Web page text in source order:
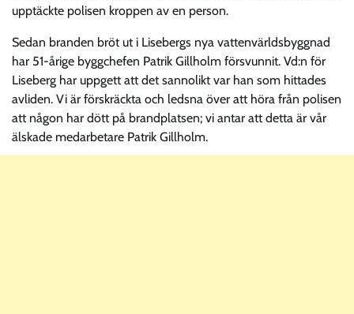
upptäckte polisen kroppen av en person.
Sedan branden bröt ut i Lisebergs nya vattenvärldsbyggnad
har 51-årige byggchefen Patrik Gillholm försvunnit. Vd:n för
Liseberg har uppgett att det sannolikt var han som hittades
avliden. Vi är förskräckta och ledsna över att höra från polisen
att någon har dött på brandplatsen; vi antar att detta är vår
älskade medarbetare Patrik Gillholm.